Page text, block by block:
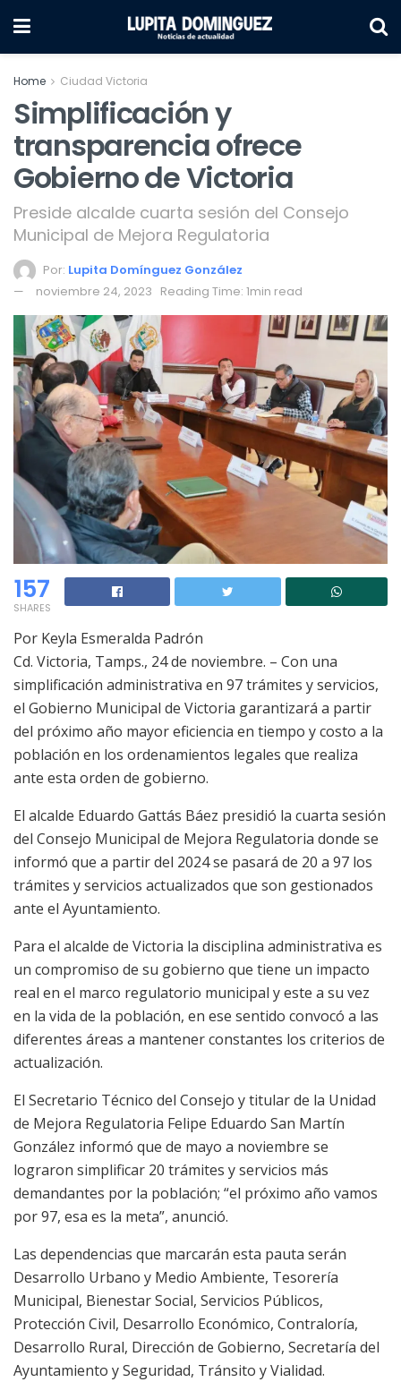
Home Ciudad Victoria
Simplificación y
transparencia ofrece
Gobierno de Victoria
Preside alcalde cuarta sesión del Consejo
Municipal de Mejora Regulatoria
Por: Lupita Domínguez González
noviembre 24, 2023 Reading Time: 1min read
157
SHARES
Por Keyla Esmeralda Padrón
Cd. Victoria, Tamps., 24 de noviembre. – Con una
simplificación administrativa en 97 trámites y servicios,
el Gobierno Municipal de Victoria garantizará a partir
del próximo año mayor eficiencia en tiempo y costo a la
población en los ordenamientos legales que realiza
ante esta orden de gobierno.
El alcalde Eduardo Gattás Báez presidió la cuarta sesión
del Consejo Municipal de Mejora Regulatoria donde se
informó que a partir del 2024 se pasará de 20 a 97 los
trámites y servicios actualizados que son gestionados
ante el Ayuntamiento.
Para el alcalde de Victoria la disciplina administrativa es
un compromiso de su gobierno que tiene un impacto
real en el marco regulatorio municipal y este a su vez
en la vida de la población, en ese sentido convocó a las
diferentes áreas a mantener constantes los criterios de
actualización.
El Secretario Técnico del Consejo y titular de la Unidad
de Mejora Regulatoria Felipe Eduardo San Martín
González informó que de mayo a noviembre se
lograron simplificar 20 trámites y servicios más
demandantes por la población; “el próximo año vamos
por 97, esa es la meta”, anunció.
Las dependencias que marcarán esta pauta serán
Desarrollo Urbano y Medio Ambiente, Tesorería
Municipal, Bienestar Social, Servicios Públicos,
Protección Civil, Desarrollo Económico, Contraloría,
Desarrollo Rural, Dirección de Gobierno, Secretaría del
Ayuntamiento y Seguridad, Tránsito y Vialidad.